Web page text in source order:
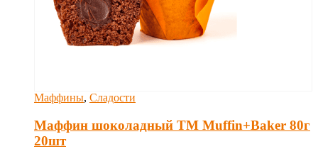
Маффины, Сладости
Маффин шоколадный ТМ Muffin+Baker 80г
20шт